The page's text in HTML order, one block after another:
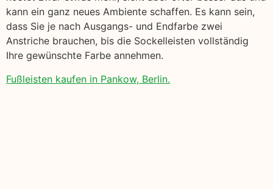
kann ein ganz neues Ambiente schaffen. Es kann sein,
dass Sie je nach Ausgangs- und Endfarbe zwei
Anstriche brauchen, bis die Sockelleisten vollständig
Ihre gewünschte Farbe annehmen.
Fußleisten kaufen in Pankow, Berlin.